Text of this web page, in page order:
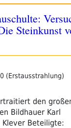
Steinkunst
(Erstausstrahlung)
den
Bildhauer Karl
Klever Beteiligte: